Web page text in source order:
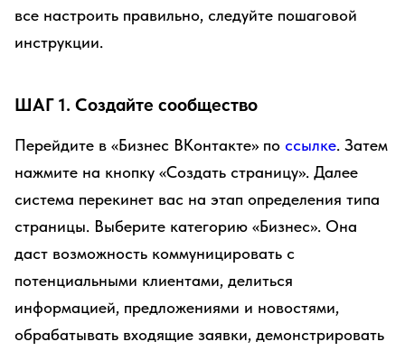
все настроить правильно, следуйте пошаговой
инструкции.
ШАГ 1. Создайте сообщество
Перейдите в «Бизнес ВКонтакте» по ссылке. Затем
нажмите на кнопку «Создать страницу». Далее
система перекинет вас на этап определения типа
страницы. Выберите категорию «Бизнес». Она
даст возможность коммуницировать с
потенциальными клиентами, делиться
информацией, предложениями и новостями,
обрабатывать входящие заявки, демонстрировать